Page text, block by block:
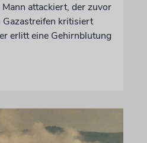
attackiert, der zuvor
Gazastreifen kritisiert
erlitt eine Gehirnblutung